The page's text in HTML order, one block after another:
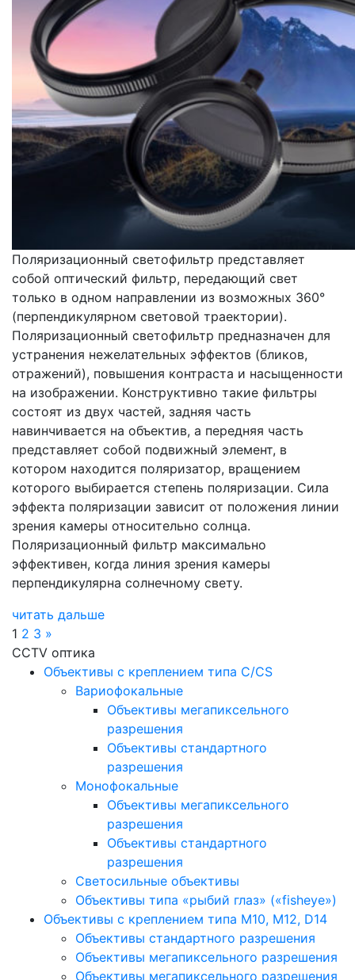
Поляризационный светофильтр представляет
собой оптический фильтр, передающий свет
только в одном направлении из возможных 360°
(перпендикулярном световой траектории).
Поляризационный светофильтр предназначен для
устранения нежелательных эффектов (бликов,
отражений), повышения контраста и насыщенности
на изображении. Конструктивно такие фильтры
состоят из двух частей, задняя часть
навинчивается на объектив, а передняя часть
представляет собой подвижный элемент, в
котором находится поляризатор, вращением
которого выбирается степень поляризации. Сила
эффекта поляризации зависит от положения линии
зрения камеры относительно солнца.
Поляризационный фильтр максимально
эффективен, когда линия зрения камеры
перпендикулярна солнечному свету.
читать дальше
1 2 3 »
CCTV оптика
Объективы с креплением типа C/CS
Вариофокальные
Объективы мегапиксельного
разрешения
Объективы стандартного
разрешения
Монофокальные
Объективы мегапиксельного
разрешения
Объективы стандартного
разрешения
Светосильные объективы
Объективы типа «рыбий глаз» («fisheye»)
Объективы с креплением типа M10, M12, D14
Объективы стандартного разрешения
Объективы мегапиксельного разрешения
Объективы мегапиксельного разрешения